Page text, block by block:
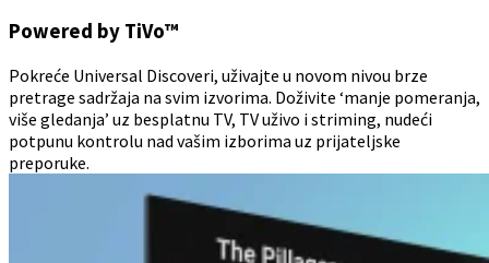
Powered by TiVo™
Pokreće Universal Discoveri, uživajte u novom nivou brze
pretrage sadržaja na svim izvorima. Doživite ‘manje pomeranja,
više gledanja’ uz besplatnu TV, TV uživo i striming, nudeći
potpunu kontrolu nad vašim izborima uz prijateljske
preporuke.